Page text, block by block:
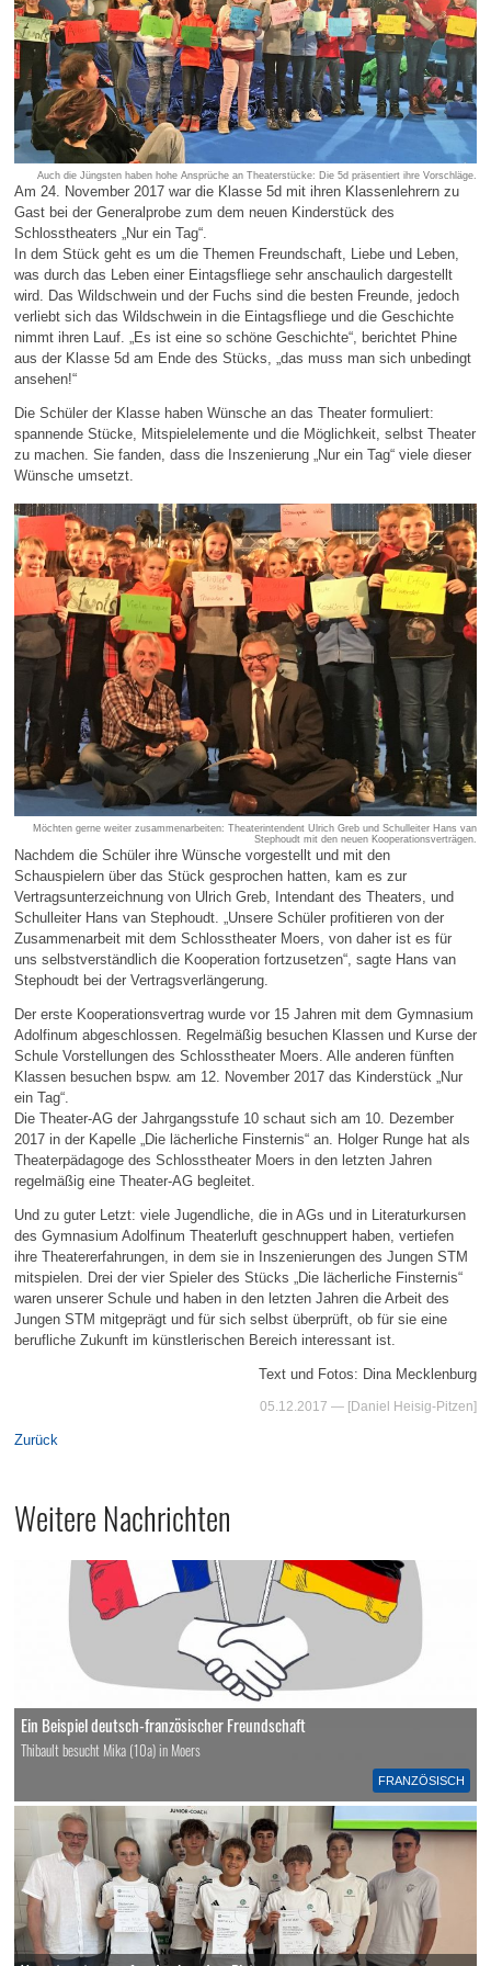
Auch die Jüngsten haben hohe Ansprüche an Theaterstücke: Die 5d präsentiert ihre Vorschläge.
Am 24. November 2017 war die Klasse 5d mit ihren Klassenlehrern zu
Gast bei der Generalprobe zum dem neuen Kinderstück des
Schlosstheaters „Nur ein Tag“.
In dem Stück geht es um die Themen Freundschaft, Liebe und Leben,
was durch das Leben einer Eintagsfliege sehr anschaulich dargestellt
wird. Das Wildschwein und der Fuchs sind die besten Freunde, jedoch
verliebt sich das Wildschwein in die Eintagsfliege und die Geschichte
nimmt ihren Lauf. „Es ist eine so schöne Geschichte“, berichtet Phine
aus der Klasse 5d am Ende des Stücks, „das muss man sich unbedingt
ansehen!“
Die Schüler der Klasse haben Wünsche an das Theater formuliert:
spannende Stücke, Mitspielelemente und die Möglichkeit, selbst Theater
zu machen. Sie fanden, dass die Inszenierung „Nur ein Tag“ viele dieser
Wünsche umsetzt.
Möchten gerne weiter zusammenarbeiten: Theaterintendent Ulrich Greb und Schulleiter Hans van
Stephoudt mit den neuen Kooperationsverträgen.
Nachdem die Schüler ihre Wünsche vorgestellt und mit den
Schauspielern über das Stück gesprochen hatten, kam es zur
Vertragsunterzeichnung von Ulrich Greb, Intendant des Theaters, und
Schulleiter Hans van Stephoudt. „Unsere Schüler profitieren von der
Zusammenarbeit mit dem Schlosstheater Moers, von daher ist es für
uns selbstverständlich die Kooperation fortzusetzen“, sagte Hans van
Stephoudt bei der Vertragsverlängerung.
Der erste Kooperationsvertrag wurde vor 15 Jahren mit dem Gymnasium
Adolfinum abgeschlossen. Regelmäßig besuchen Klassen und Kurse der
Schule Vorstellungen des Schlosstheater Moers. Alle anderen fünften
Klassen besuchen bspw. am 12. November 2017 das Kinderstück „Nur
ein Tag“.
Die Theater-AG der Jahrgangsstufe 10 schaut sich am 10. Dezember
2017 in der Kapelle „Die lächerliche Finsternis“ an. Holger Runge hat als
Theaterpädagoge des Schlosstheater Moers in den letzten Jahren
regelmäßig eine Theater-AG begleitet.
Und zu guter Letzt: viele Jugendliche, die in AGs und in Literaturkursen
des Gymnasium Adolfinum Theaterluft geschnuppert haben, vertiefen
ihre Theatererfahrungen, in dem sie in Inszenierungen des Jungen STM
mitspielen. Drei der vier Spieler des Stücks „Die lächerliche Finsternis“
waren unserer Schule und haben in den letzten Jahren die Arbeit des
Jungen STM mitgeprägt und für sich selbst überprüft, ob für sie eine
berufliche Zukunft im künstlerischen Bereich interessant ist.
Text und Fotos: Dina Mecklenburg
05.12.2017 — [Daniel Heisig-Pitzen]
Zurück
Weitere Nachrichten
FRANZÖSISCH
Ein Beispiel deutsch-französischer Freundschaft
Thibault besucht Mika (10a) in Moers